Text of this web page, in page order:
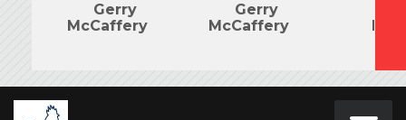
Gerry
McCaffery
Gerry
McCaffery